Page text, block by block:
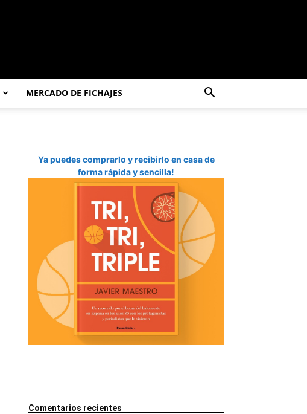
MERCADO DE FICHAJES
Ya puedes comprarlo y recibirlo en casa de
forma rápida y sencilla!
Comentarios recientes